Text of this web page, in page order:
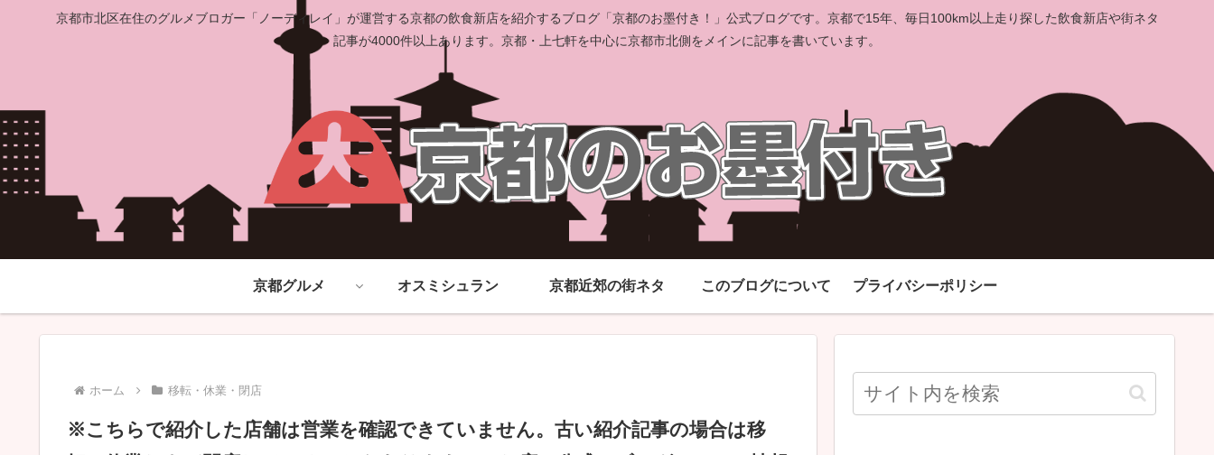
京都市北区在住のグルメブロガー「ノーディレイ」が運営する京都の飲食新店を紹介するブログ「京都のお墨付き！」公式ブログです。京都で15年、毎日100km以上走り探した飲食新店や街ネタ
記事が4000件以上あります。京都・上七軒を中心に京都市北側をメインに記事を書いています。
京都グルメ オスミシュラン 京都近郊の街ネタ このブログについて プライバシーポリシー
ホーム 移転・休業・閉店
※こちらで紹介した店舗は営業を確認できていません。古い紹介記事の場合は移